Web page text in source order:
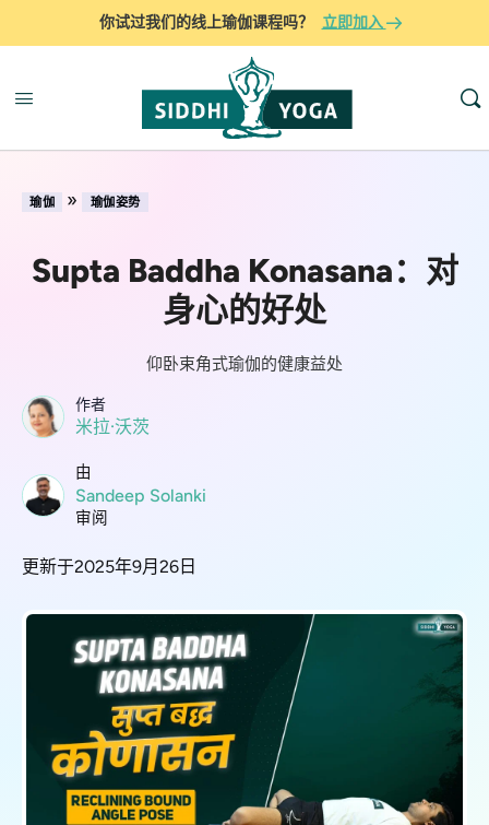
你试过我们的线上瑜伽课程吗？ 立即加入
瑜伽 » 瑜伽姿势
Supta Baddha Konasana：对
身心的好处
仰卧束角式瑜伽的健康益处
作者
米拉·沃茨
由
Sandeep Solanki
审阅
更新于2025年9月26日